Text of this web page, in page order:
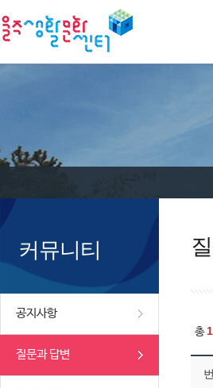
커뮤니티
공지사항
질문과 답변
총1